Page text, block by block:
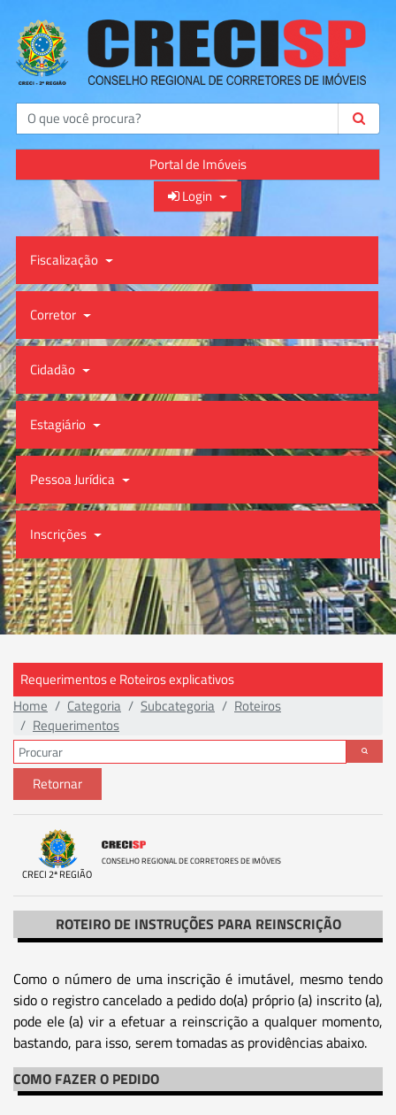
Buscar
Portal de Imóveis
Login
Fiscalização
Corretor
Cidadão
Estagiário
Pessoa Jurídica
Inscrições
Requerimentos e Roteiros explicativos
Home
Categoria Subcategoria
Roteiros
Requerimentos
Retornar
CRECI 2ª REGIÃO
CONSELHO REGIONAL DE CORRETORES DE IMÓVEIS
ROTEIRO DE INSTRUÇÕES PARA REINSCRIÇÃO
Como o número de uma inscrição é imutável, mesmo tendo
sido o registro cancelado a pedido do(a) próprio (a) inscrito (a),
pode ele (a) vir a efetuar a reinscrição a qualquer momento,
bastando, para isso, serem tomadas as providências abaixo.
COMO FAZER O PEDIDO